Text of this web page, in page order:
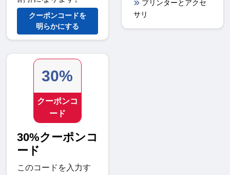
クーポンコードを
明らかにする
30%
クーポンコ
ード
30%クーポンコ
ード
このコードを入力す
プリンターとアクセ
サリ